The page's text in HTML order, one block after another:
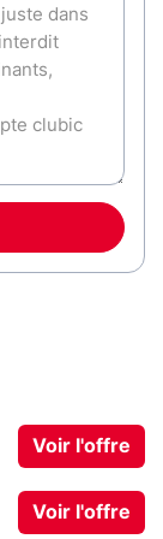
Voir l'offre
Voir l'offre